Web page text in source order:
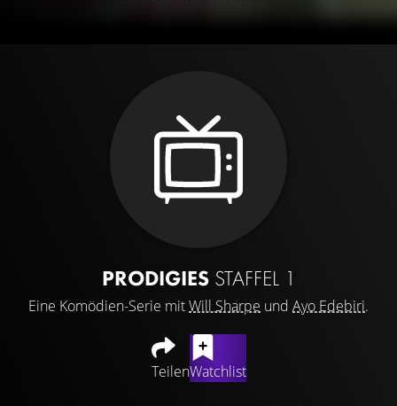
PRODIGIES STAFFEL 1
Eine Komödien-Serie mitWill Sharpe und Ayo Edebiri.
TeilenWatchlist